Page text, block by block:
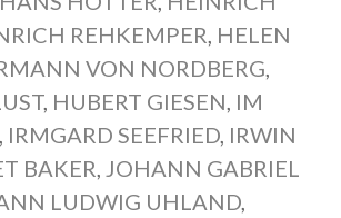
REHKEMPER, HELEN
VON NORDBERG,
, HUBERT GIESEN, IM
IRMGARD SEEFRIED, IRWIN
BAKER, JOHANN GABRIEL
LUDWIG UHLAND,